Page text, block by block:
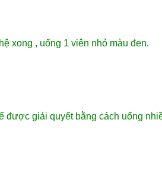
xong , uống 1 viên nhỏ màu đen.
được giải quyết bằng cách uống